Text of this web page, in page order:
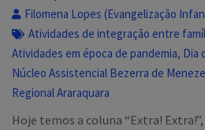
Filomena Lopes (Evangelização
Atividades de integração entre
Atividades em época de pandemia, Dia
Núcleo Assistencial Bezerra de
Regional Araraquara
Hoje temos a coluna “Extra!